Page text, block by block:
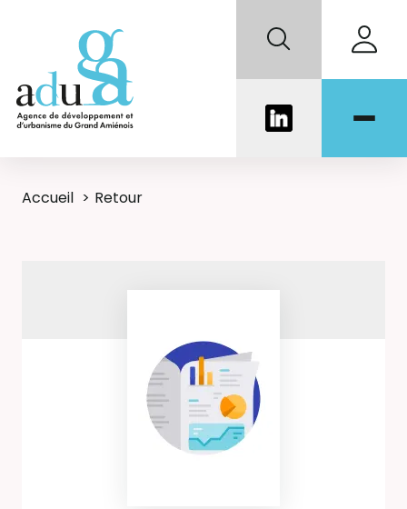
Accueil Retour